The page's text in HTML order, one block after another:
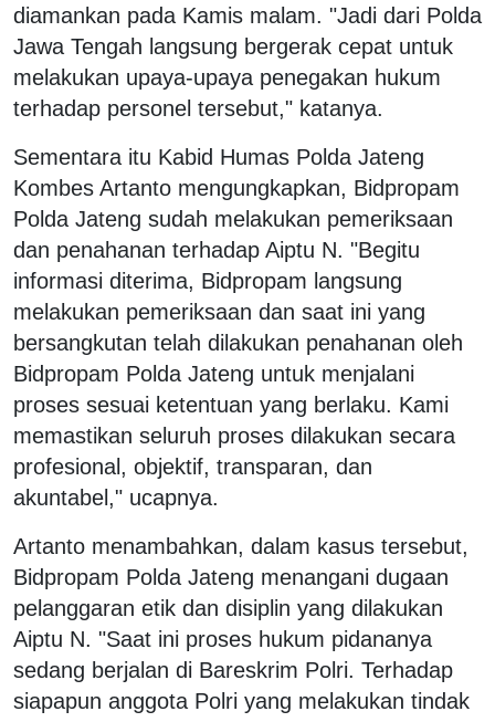
diamankan pada Kamis malam. "Jadi dari Polda
Jawa Tengah langsung bergerak cepat untuk
melakukan upaya-upaya penegakan hukum
terhadap personel tersebut," katanya.
Sementara itu Kabid Humas Polda Jateng
Kombes Artanto mengungkapkan, Bidpropam
Polda Jateng sudah melakukan pemeriksaan
dan penahanan terhadap Aiptu N. "Begitu
informasi diterima, Bidpropam langsung
melakukan pemeriksaan dan saat ini yang
bersangkutan telah dilakukan penahanan oleh
Bidpropam Polda Jateng untuk menjalani
proses sesuai ketentuan yang berlaku. Kami
memastikan seluruh proses dilakukan secara
profesional, objektif, transparan, dan
akuntabel," ucapnya.
Artanto menambahkan, dalam kasus tersebut,
Bidpropam Polda Jateng menangani dugaan
pelanggaran etik dan disiplin yang dilakukan
Aiptu N. "Saat ini proses hukum pidananya
sedang berjalan di Bareskrim Polri. Terhadap
siapapun anggota Polri yang melakukan tindak